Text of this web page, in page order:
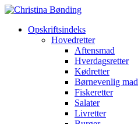
Opskriftsindeks
Hovedretter
Aftensmad
Hverdagsretter
Kødretter
Børnevenlig mad
Fiskeretter
Salater
Livretter